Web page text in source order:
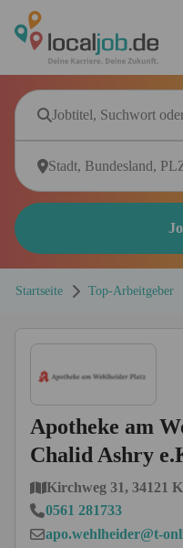
Startseite Top-Arbeitgeber
Apotheke am
Chalid Ashry
Kirchweg 31, 34121
0561 281733
apo.wehlheider@t-